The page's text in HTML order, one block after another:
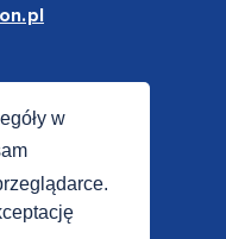
w